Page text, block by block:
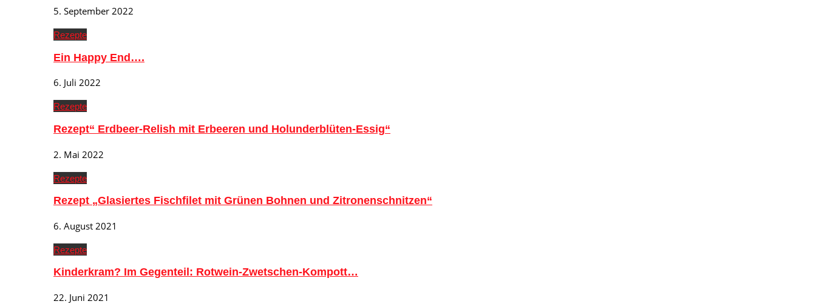
5. September 2022
Rezepte
Ein Happy End….
6. Juli 2022
Rezepte
Rezept“ Erdbeer-Relish mit Erbeeren und Holunderblüten-Essig“
2. Mai 2022
Rezepte
Rezept „Glasiertes Fischfilet mit Grünen Bohnen und Zitronenschnitzen“
6. August 2021
Rezepte
Kinderkram? Im Gegenteil: Rotwein-Zwetschen-Kompott…
22. Juni 2021